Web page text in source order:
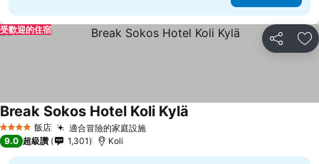
分享 加
受歡迎的住宿
4 星級 飯店 適合冒險的家庭設施
Break Sokos Hotel Koli Kylä
9.0 超級讚 1,301 Koli